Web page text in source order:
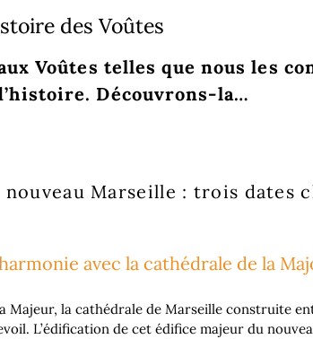
des Voûtes
Voûtes telles que nous les
Découvrons-la…
Marseille : trois dates
avec la cathédrale de la
la cathédrale de Marseille construite
L’édification de cet édifice majeur du